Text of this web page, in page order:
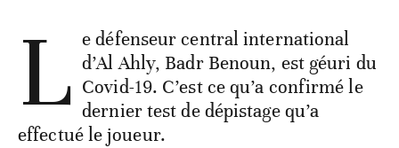
L e défenseur central international
d’Al Ahly, Badr Benoun, est géuri du
Covid-19. C’est ce qu’a confirmé le
dernier test de dépistage qu’a
effectué le joueur.